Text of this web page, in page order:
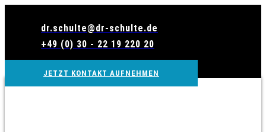
dr.schulte@dr-schulte.de
+49 (0) 30 - 22 19 220 20
JETZT KONTAKT AUFNEHMEN